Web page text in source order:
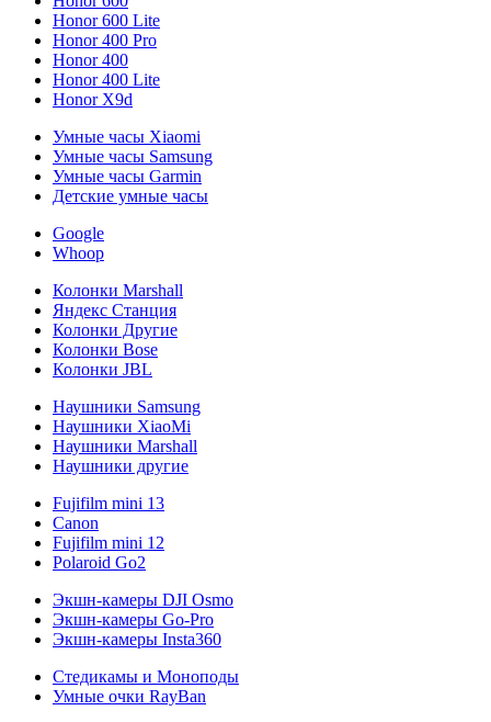
Honor 600 Lite
Honor 400 Pro
Honor 400
Honor 400 Lite
Honor X9d
Умные часы Xiaomi
Умные часы Samsung
Умные часы Garmin
Детские умные часы
Google
Whoop
Колонки Marshall
Яндекс Станция
Колонки Другие
Колонки Bose
Колонки JBL
Наушники Samsung
Наушники XiaoMi
Наушники Marshall
Наушники другие
Fujifilm mini 13
Canon
Fujifilm mini 12
Polaroid Go2
Экшн-камеры DJI Osmo
Экшн-камеры Go-Pro
Экшн-камеры Insta360
Стедикамы и Моноподы
Умные очки RayBan